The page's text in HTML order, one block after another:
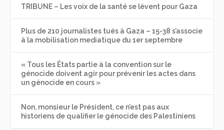
TRIBUNE – Les voix de la santé se lèvent pour Gaza
Plus de 210 journalistes tués à Gaza – 15-38 s’associe
à la mobilisation mediatique du 1er septembre
« Tous les États partie à la convention sur le
génocide doivent agir pour prévenir les actes dans
un génocide en cours »
Non, monsieur le Président, ce n’est pas aux
historiens de qualifier le génocide des Palestiniens